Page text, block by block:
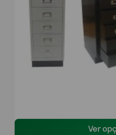
Ver